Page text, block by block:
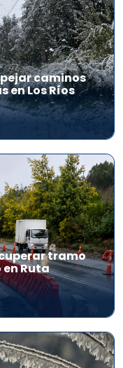
caminos
en Los Ríos
tramo
Ruta